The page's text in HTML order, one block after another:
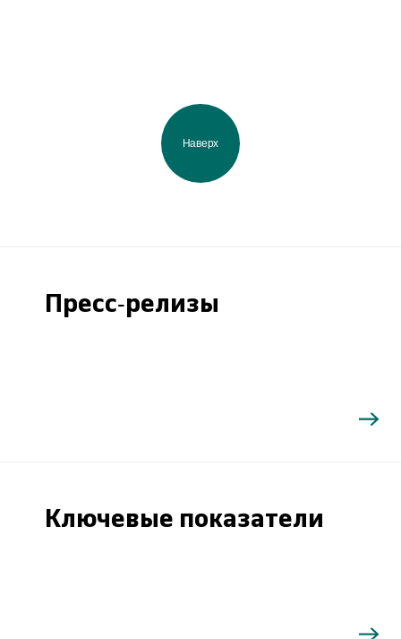
Наверх
Пресс-релизы
Ключевые показатели